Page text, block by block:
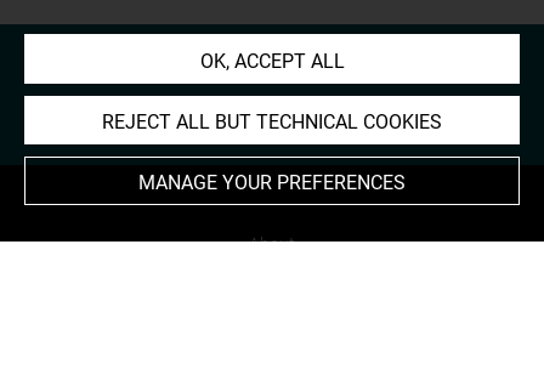
About
OK, ACCEPT ALL
REJECT ALL BUT TECHNICAL COOKIES
MANAGE YOUR PREFERENCES